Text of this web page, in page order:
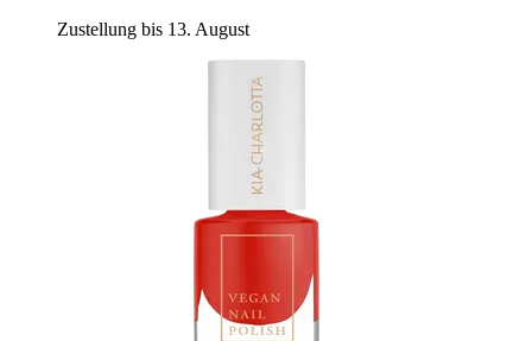
Zustellung bis 13. August